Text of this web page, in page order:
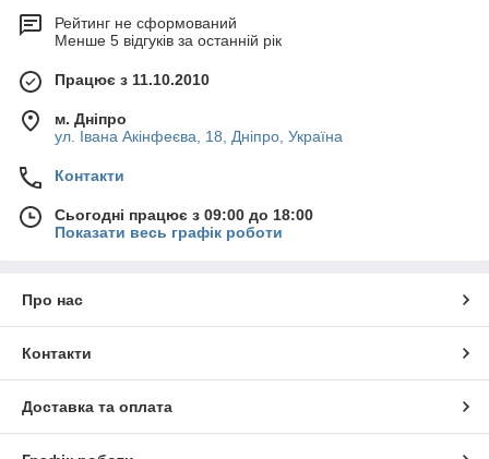
Рейтинг не сформований
Менше 5 відгуків за останній рік
Працює з 11.10.2010
м. Дніпро
ул. Івана Акінфеєва, 18, Дніпро, Україна
Контакти
Сьогодні працює з 09:00 до 18:00
Показати весь графік роботи
Про нас
Контакти
Доставка та оплата